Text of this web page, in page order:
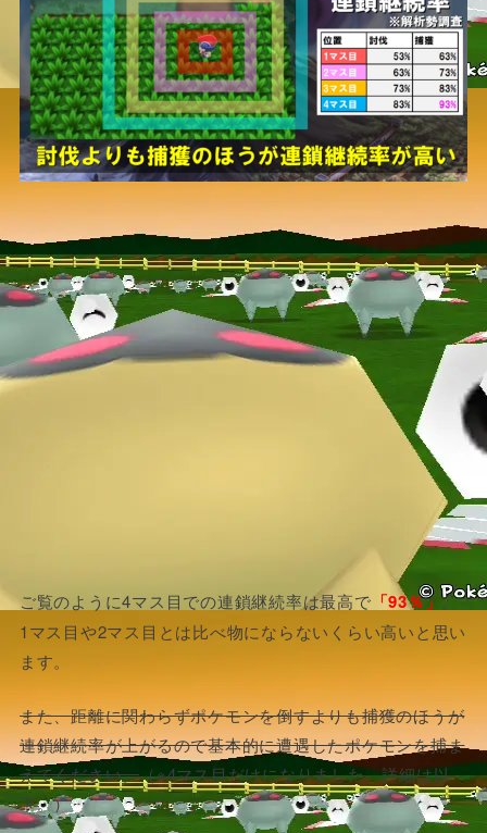
ご覧のように4マス目での連鎖継続率は最高で 「93％」。
1マス目や2マス目とは比べ物にならないくらい高いと思い
ます。
また、距離に関わらずポケモンを倒すよりも捕獲のほうが
連鎖継続率が上がるので基本的に遭遇したポケモンを捕ま
えてください。（※4マス目だけになりました。詳細は以
下。）